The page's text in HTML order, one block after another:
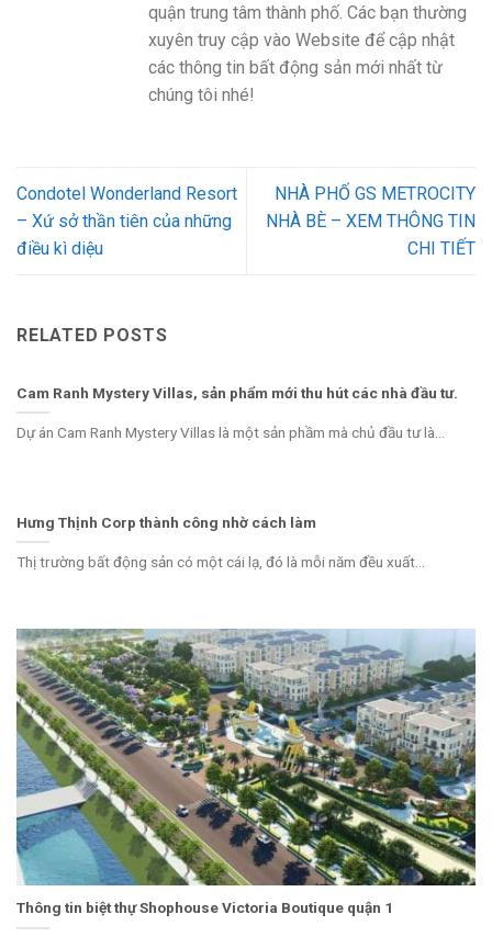
quận trung tâm thành phố. Các bạn thường
xuyên truy cập vào Website để cập nhật
các thông tin bất động sản mới nhất từ
chúng tôi nhé!
Condotel Wonderland Resort
– Xứ sở thần tiên của những
điều kì diệu
NHÀ PHỐ GS METROCITY
NHÀ BÈ – XEM THÔNG TIN
CHI TIẾT
RELATED POSTS
Cam Ranh Mystery Villas, sản phẩm mới thu hút các nhà đầu tư.
Dự án Cam Ranh Mystery Villas là một sản phầm mà chủ đầu tư là...
Hưng Thịnh Corp thành công nhờ cách làm
Thị trường bất động sản có một cái lạ, đó là mỗi năm đều xuất...
Thông tin biệt thự Shophouse Victoria Boutique quận 1